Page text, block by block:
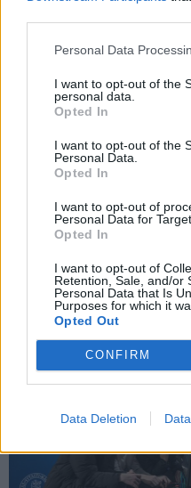
Personal Data
I want to opt-out of the
personal data.
Opted In
I want to opt-out of the
Personal Data.
Opted In
I want to opt-out of
Personal Data for
Opted In
I want to opt-out of
Retention, Sale, and/or
Personal Data that Is
Purposes for which it
Opted Out
CONFIRM
Data Deletion
prospekto rekonstrukciją
NAUJI